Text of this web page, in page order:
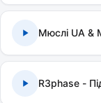
Мюслі UA &
R3phase -